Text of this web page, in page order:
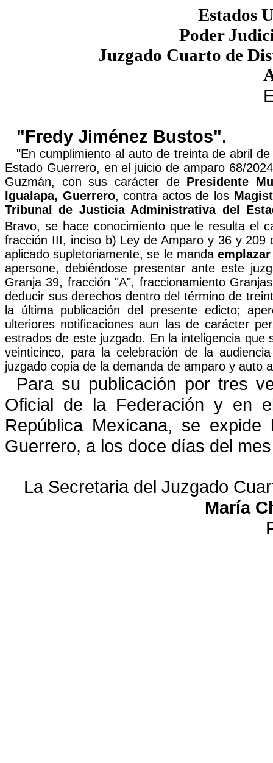
Estados
Poder
Juzgado Cuarto de
"Fredy Jiménez Bustos".
"En cumplimiento al auto de treinta de abril
Estado Guerrero, en el juicio de amparo 68/
Guzmán, con sus carácter dePresidente
Igualapa, Guerrero, contra actos de los
Tribunal de Justicia Administrativa del
Bravo, se hace conocimiento que le resulta el
fracción III, inciso b) Ley de Amparo y 36 y 209
aplicado supletoriamente, se le manda
apersone, debiéndose presentar ante este
Granja 39, fracción "A", fraccionamiento
deducir sus derechos dentro del término de
la última publicación del presente edicto;
ulteriores notificaciones aun las de carácter
estrados de este juzgado. En la inteligencia que
veinticinco, para la celebración de la
juzgado copia de la demanda de amparo y auto
Para su publicación por tres
Oficial de la Federación y en
República Mexicana, se
Guerrero, a los doce días del
La Secretaria del Juzgado
María